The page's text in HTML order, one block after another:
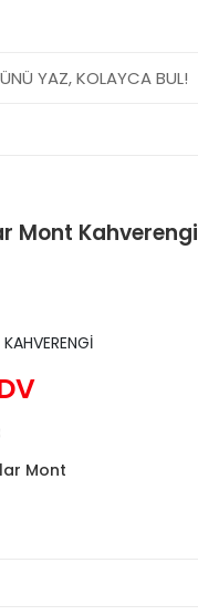
Mont Kahverengi
Mont